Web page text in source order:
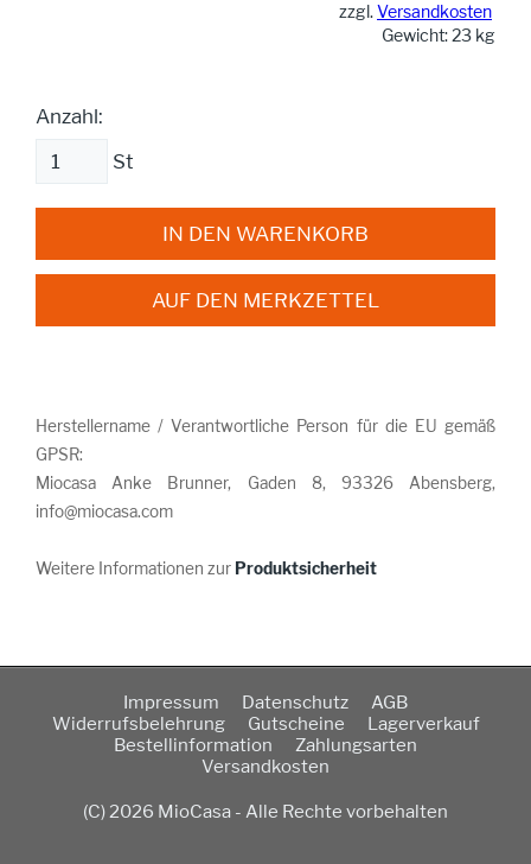
zzgl.Versandkosten
Gewicht: 23 kg
Anzahl:
St
IN DEN WARENKORB
AUF DEN MERKZETTEL
Herstellername / Verantwortliche Person für die EU gemäß
GPSR:
Miocasa Anke Brunner, Gaden 8, 93326 Abensberg,
info@miocasa.com
Weitere Informationen zur Produktsicherheit
Impressum Datenschutz
AGB
Widerrufsbelehrung
Gutscheine
Lagerverkauf
Bestellinformation
Zahlungsarten
Versandkosten
(C) 2026 MioCasa - Alle Rechte vorbehalten